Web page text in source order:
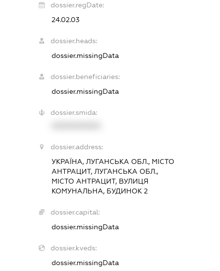
dossier.regDate:
24.02.03
dossier.heads:
dossier.missingData
dossier.beneficiaries:
dossier.missingData
dossier.smida:
dossier.address:
УКРАЇНА, ЛУГАНСЬКА ОБЛ., МІСТО
АНТРАЦИТ, ЛУГАНСЬКА ОБЛ.,
МІСТО АНТРАЦИТ, ВУЛИЦЯ
КОМУНАЛЬНА, БУДИНОК 2
dossier.capital:
dossier.missingData
dossier.kveds:
dossier.missingData